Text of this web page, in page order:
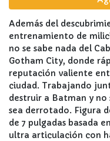
Además del
entrenamiento de
no se sabe nada del
Gotham City, donde
reputación valiente
ciudad. Trabajando
destruir a Batman y no
sea derrotado. Figura
de 7 pulgadas basada
ultra articulación con